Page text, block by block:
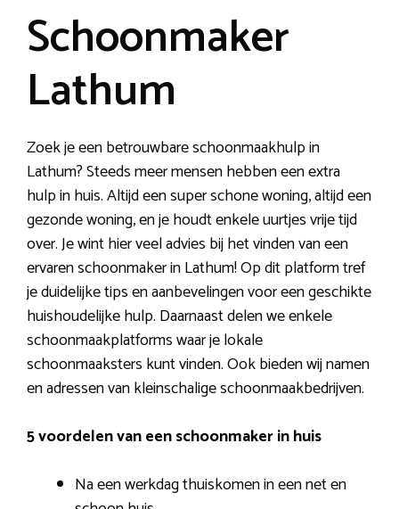
Schoonmaker
Lathum
Zoek je een betrouwbare schoonmaakhulp in
Lathum? Steeds meer mensen hebben een extra
hulp in huis. Altijd een super schone woning, altijd een
gezonde woning, en je houdt enkele uurtjes vrije tijd
over. Je wint hier veel advies bij het vinden van een
ervaren schoonmaker in Lathum! Op dit platform tref
je duidelijke tips en aanbevelingen voor een geschikte
huishoudelijke hulp. Daarnaast delen we enkele
schoonmaakplatforms waar je lokale
schoonmaaksters kunt vinden. Ook bieden wij namen
en adressen van kleinschalige schoonmaakbedrijven.
5 voordelen van een schoonmaker in huis
Na een werkdag thuiskomen in een net en